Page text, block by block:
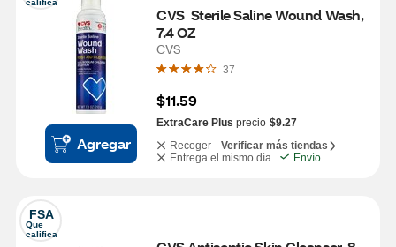
califica
Agregar
CVS  Sterile Saline Wound Wash,
7.4 OZ
CVS
37
$11.59
ExtraCare Plus precio $9.27
Recoger - Verificar más tiendas
Entrega el mismo día
Envío
FSA
Que
califica